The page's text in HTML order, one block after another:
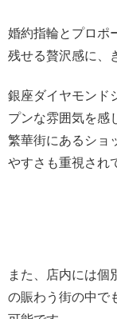
婚約指輪とプロポ
残せる贅沢感に、
銀座ダイヤモンド
プンな雰囲気を感
繁華街にあるショ
やすさも重視され
また、店内には個
の賑わう街の中で